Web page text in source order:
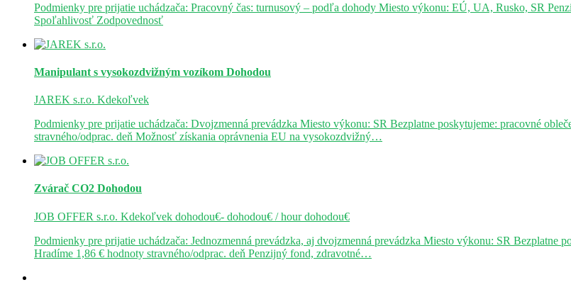
Podmienky pre prijatie uchádzača: Pracovný čas: turnusový – podľa dohody Miesto výkonu: EÚ, UA, Rusko, SR
Spoľahlivosť Zodpovednosť
Manipulant s vysokozdvižným vozíkom Dohodou
JAREK s.r.o. Kdekoľvek
Podmienky pre prijatie uchádzača: Dvojzmenná prevádzka Miesto výkonu: SR Bezplatne poskytujeme: pracovné
stravného/odprac. deň Možnosť získania oprávnenia EU na vysokozdvižný…
Zvárač CO2 Dohodou
JOB OFFER s.r.o. Kdekoľvek dohodou€- dohodou€ / hourdohodou€
Podmienky pre prijatie uchádzača: Jednozmenná prevádzka, aj dvojzmenná prevádzka Miesto výkonu: SR Bezplatne
Hradíme 1,86 € hodnoty stravného/odprac. deň Penzijný fond, zdravotné…